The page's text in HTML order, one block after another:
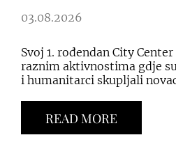
03.08.2026
Svoj 1. rođendan City
raznim aktivnostima gdje
i humanitarci skupljali
READ MORE